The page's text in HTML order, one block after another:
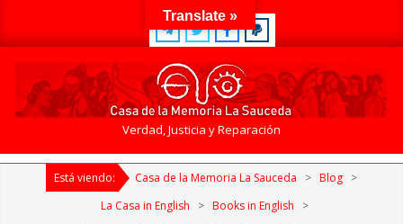
de
Memoria
Verdad, Justicia y Reparación
Primary
NavigationEstá viendo: Casa de la Memoria La Sauceda > Blog >
La Casa in English
> Books in English
>
Translate »